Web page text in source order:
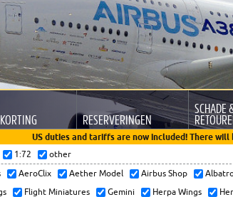
KORTING RESERVERINGEN
SCHADE
US duties and tariffs are now included! There
1:72 other
AeroClix Aether Model Airbus Shop
Flight Miniatures Gemini Herpa Wings